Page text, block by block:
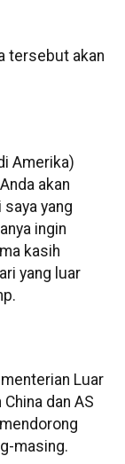
tersebut akan
Amerika)
akan
yang
ingin
kasih
yang luar
Luar
dan AS
masing.